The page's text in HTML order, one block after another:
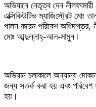
অভিযানে নেতৃত্ব দেন
এক্সিকিউটিভ ম্যাজিস্ট্রেট মোঃ
পালন করেন পরিবেশ অধিদপ্তর,
মোঃ আব্দুল্লাহ্-আল-মামুন।
অভিযান চলাকালে অন্যান্য
জন্য সতর্ক করা হয় এবং পরিবেশ
হয়।